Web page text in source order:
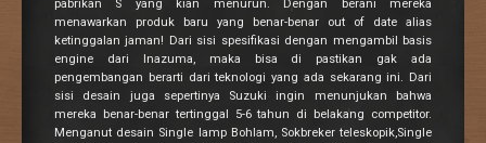
pabrikan S yang kian menurun. Dengan berani mereka
menawarkan produk baru yang benar-benar out of date alias
ketinggalan jaman! Dari sisi spesifikasi dengan mengambil basis
engine dari Inazuma, maka bisa di pastikan gak ada
pengembangan berarti dari teknologi yang ada sekarang ini. Dari
sisi desain juga sepertinya Suzuki ingin menunjukan bahwa
mereka benar-benar tertinggal 5-6 tahun di belakang competitor.
Menganut desain Single lamp Bohlam, Sokbreker teleskopik,Single